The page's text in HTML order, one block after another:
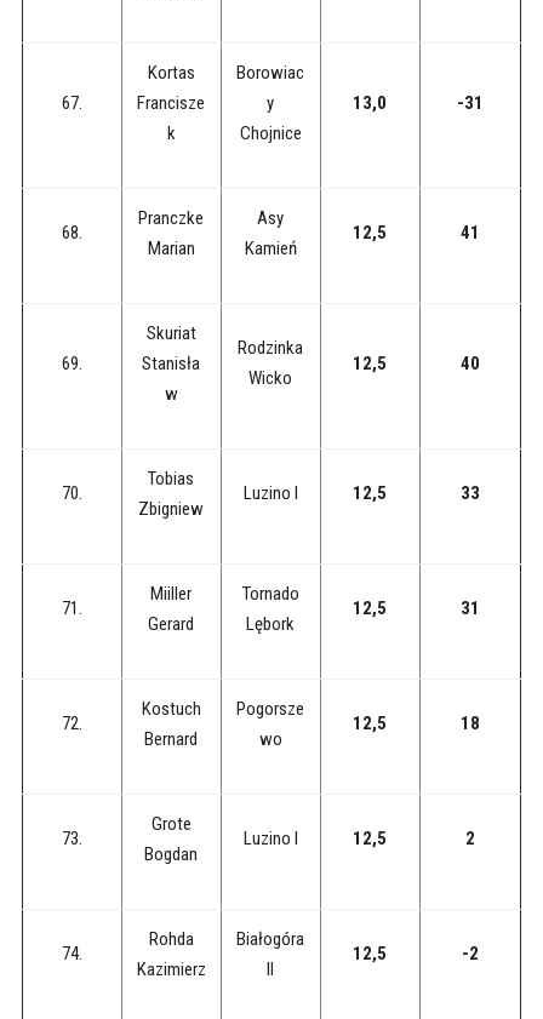
67.
Kortas
Francisze
k
Borowiac
y
Chojnice
13,0 -31
68.
Pranczke
Marian
Asy
Kamień
12,5 41
69.
Skuriat
Stanisła
w
Rodzinka
Wicko
12,5 40
70.
Tobias
Zbigniew
Luzino I 12,5 33
71.
Miiller
Gerard
Tornado
Lębork
12,5 31
72.
Kostuch
Bernard
Pogorsze
wo
12,5 18
73.
Grote
Bogdan
Luzino I 12,5 2
74.
Rohda
Kazimierz
Białogóra
II
12,5 -2